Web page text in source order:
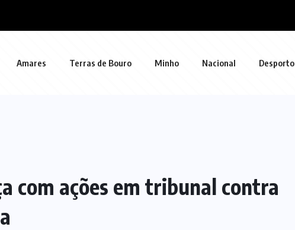
Amares Terras de Bouro Minho Nacional Desporto
com ações em tribunal contra